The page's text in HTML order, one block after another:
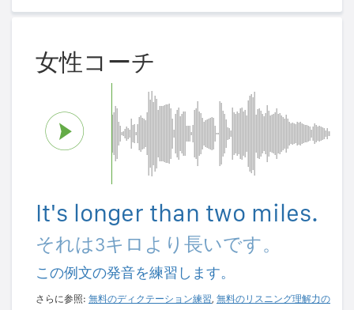
女性コーチ
It's longer than two miles.
それは3キロより長いです。
この例文の発音を練習します。
さらに参照: 無料のディクテーション練習, 無料のリスニング理解力の